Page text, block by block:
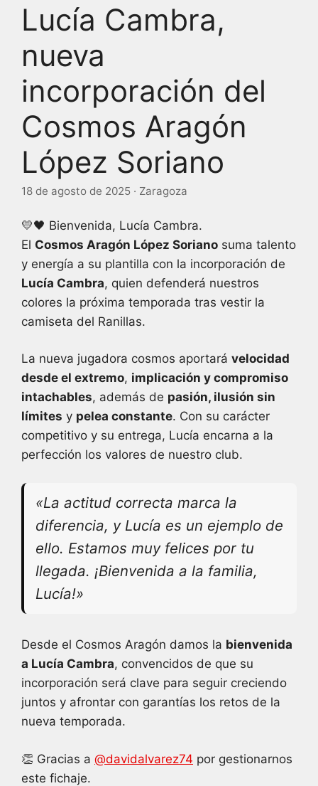
c
e
b
o
o
k
at
s
A
p
k
n
Lucía Cambra,
nueva
incorporación del
Cosmos Aragón
López Soriano
18 de agosto de 2025 · Zaragoza
💛🖤 Bienvenida, Lucía Cambra.
El Cosmos Aragón López Soriano suma talento
y energía a su plantilla con la incorporación de
Lucía Cambra, quien defenderá nuestros
colores la próxima temporada tras vestir la
camiseta del Ranillas.
La nueva jugadora cosmos aportará velocidad
desde el extremo, implicación y compromiso
intachables, además de pasión, ilusión sin
límites y pelea constante. Con su carácter
competitivo y su entrega, Lucía encarna a la
perfección los valores de nuestro club.
«La actitud correcta marca la
diferencia, y Lucía es un ejemplo de
ello. Estamos muy felices por tu
llegada. ¡Bienvenida a la familia,
Lucía!»
Desde el Cosmos Aragón damos la bienvenida
a Lucía Cambra, convencidos de que su
incorporación será clave para seguir creciendo
juntos y afrontar con garantías los retos de la
nueva temporada.
👏 Gracias a @davidalvarez74 por gestionarnos
este fichaje.